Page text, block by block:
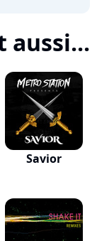
aussi...
Savior